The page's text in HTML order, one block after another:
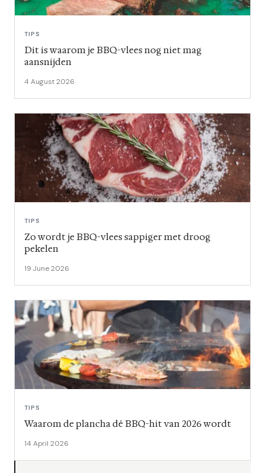
TIPS
Dit is waarom je BBQ-vlees nog niet mag
aansnijden
4 August 2026
TIPS
Zo wordt je BBQ-vlees sappiger met droog
pekelen
19 June 2026
TIPS
Waarom de plancha dé BBQ-hit van 2026 wordt
14 April 2026